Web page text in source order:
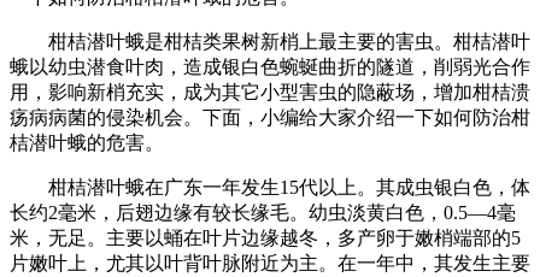
柑桔潜叶蛾是柑桔类果树新梢上最主要的害虫。柑桔潜叶
蛾以幼虫潜食叶肉，造成银白色蜿蜒曲折的隧道，削弱光合作
用，影响新梢充实，成为其它小型害虫的隐蔽场，增加柑桔溃
疡病病菌的侵染机会。下面，小编给大家介绍一下如何防治柑
桔潜叶蛾的危害。
柑桔潜叶蛾在广东一年发生15代以上。其成虫银白色，体
长约2毫米，后翅边缘有较长缘毛。幼虫淡黄白色，0.5—4毫
米，无足。主要以蛹在叶片边缘越冬，多产卵于嫩梢端部的5
片嫩叶上，尤其以叶背叶脉附近为主。在一年中，其发生主要